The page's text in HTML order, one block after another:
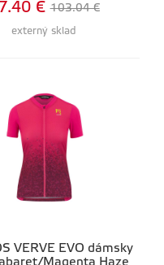
externý sklad
€ 103.04 €
VERVE EVO dámsky